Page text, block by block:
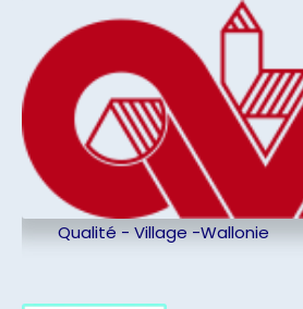
Qualité - Village -Wallonie